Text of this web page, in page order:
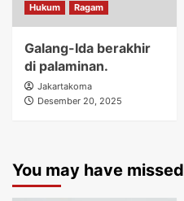
Hukum Ragam
Galang-Ida berakhir
di palaminan.
Jakartakoma
Desember 20, 2025
You may have missed